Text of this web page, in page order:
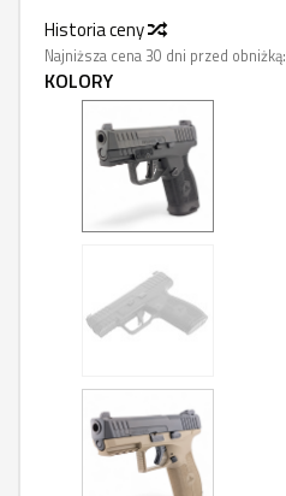
Historia ceny
Najniższa cena 30 dni przed obniżką:
KOLORY